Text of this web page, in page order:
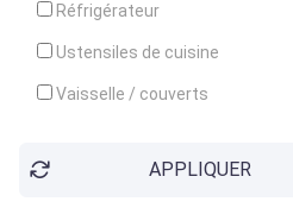
Réfrigérateur
Ustensiles de cuisine
Vaisselle / couverts
APPLIQUER